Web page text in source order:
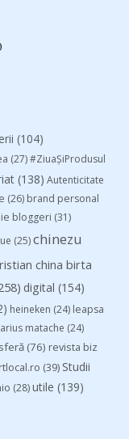
(104)
(27)#ZiuaȘiProdusul
(138) Autenticitate
(26) brand personal
bloggeri (31)
(25)chinezu
china birta
digital (154)
heineken (24) leapsa
matache (24)
(76) revista biz
(39) Studii
(28)utile (139)